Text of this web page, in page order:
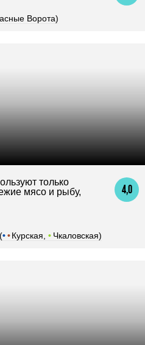
Ворота)
4,0
только
мясо и рыбу,
•• Курская, • Чкаловская)